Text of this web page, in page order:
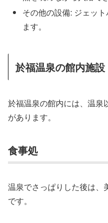
その他の設備: ジェッ
ます。
於福温泉の館内施設
於福温泉の館内には、温泉
があります。
食事処
温泉でさっぱりした後は、
です。